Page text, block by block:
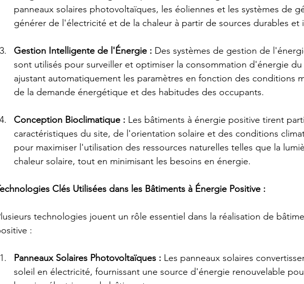
panneaux solaires photovoltaïques, les éoliennes et les systèmes de
générer de l'électricité et de la chaleur à partir de sources durables et
Gestion Intelligente de l'Énergie : Des systèmes de gestion de
sont utilisés pour surveiller et optimiser la consommation d'énergie
ajustant automatiquement les paramètres en fonction des conditions
de la demande énergétique et des habitudes des occupants.
Conception Bioclimatique : Les bâtiments à énergie positive tirent
caractéristiques du site, de l'orientation solaire et des conditions
pour maximiser l'utilisation des ressources naturelles telles que la
chaleur solaire, tout en minimisant les besoins en énergie.
Clés Utilisées dans les Bâtiments à Énergie Positive :
technologies jouent un rôle essentiel dans la réalisation de
:
Panneaux Solaires Photovoltaïques : Les panneaux solaires
soleil en électricité, fournissant une source d'énergie renouvelable